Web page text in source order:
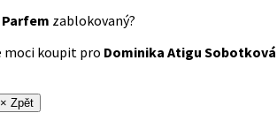
Parfem zablokovaný?
moci koupit pro Dominika Atigu Sobotková
× Zpět